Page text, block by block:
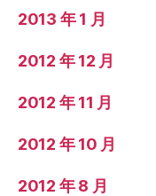
2013 年 1 月
2012 年 12 月
2012 年 11 月
2012 年 10 月
2012 年 8 月